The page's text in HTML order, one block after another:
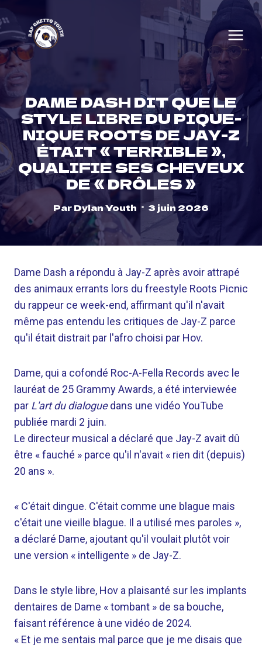
to
content
DAME DASH DIT QUE LE
STYLE LIBRE DU PIQUE-
NIQUE ROOTS DE JAY-Z
ÉTAIT « TERRIBLE »,
QUALIFIE SES CHEVEUX
DE « DRÔLES »
ParDylan Youth 3 juin 2026
Dame Dash a répondu à Jay-Z après avoir attrapé
des animaux errants lors du freestyle Roots Picnic
du rappeur ce week-end, affirmant qu'il n'avait
même pas entendu les critiques de Jay-Z parce
qu'il était distrait par l'afro choisi par Hov.
Dame, qui a cofondé Roc-A-Fella Records avec le
lauréat de 25 Grammy Awards, a été interviewée
par L'art du dialoguedans une vidéo YouTube
publiée mardi 2 juin.
Le directeur musical a déclaré que Jay-Z avait dû
être « fauché » parce qu'il n'avait « rien dit (depuis) ​​
20 ans ».
« C'était dingue. C'était comme une blague mais
c'était une vieille blague. Il a utilisé mes paroles »,
a déclaré Dame, ajoutant qu'il voulait plutôt voir
une version « intelligente » de Jay-Z.
Dans le style libre, Hov a plaisanté sur les implants
dentaires de Dame « tombant » de sa bouche,
faisant référence à une vidéo de 2024.
« Et je me sentais mal parce que je me disais que